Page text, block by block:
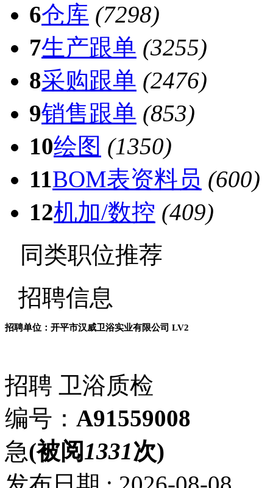
6仓库 (7298)
7生产跟单 (3255)
8采购跟单 (2476)
9销售跟单 (853)
10绘图 (1350)
11BOM表资料员 (600)
12机加/数控 (409)
同类职位推荐
招聘信息
招聘单位：开平市汉威卫浴实业有限公司 LV2
招聘 卫浴质检
编号： A91559008
急(被阅 1331次)